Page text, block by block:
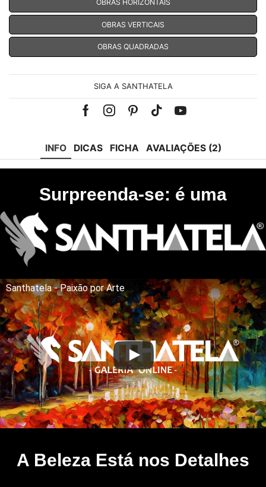
OBRAS HORIZONTAIS
OBRAS VERTICAIS
OBRAS QUADRADAS
SIGA A SANTHATELA
FacebookInstagramPinterest
Tik-Youtube
INFO DICAS FICHA AVALIAÇÕES (2)
Surpreenda-se: é uma
Santhatela - Paixão por Arte
A Beleza Está nos Detalhes